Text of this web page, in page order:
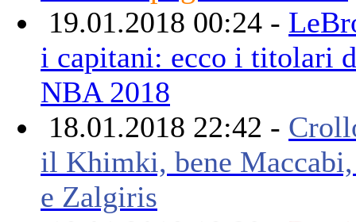
19.01.2018 00:24 -
i capitani: ecco i titolari
NBA 2018
18.01.2018 22:42 -
il Khimki, bene
e Zalgiris